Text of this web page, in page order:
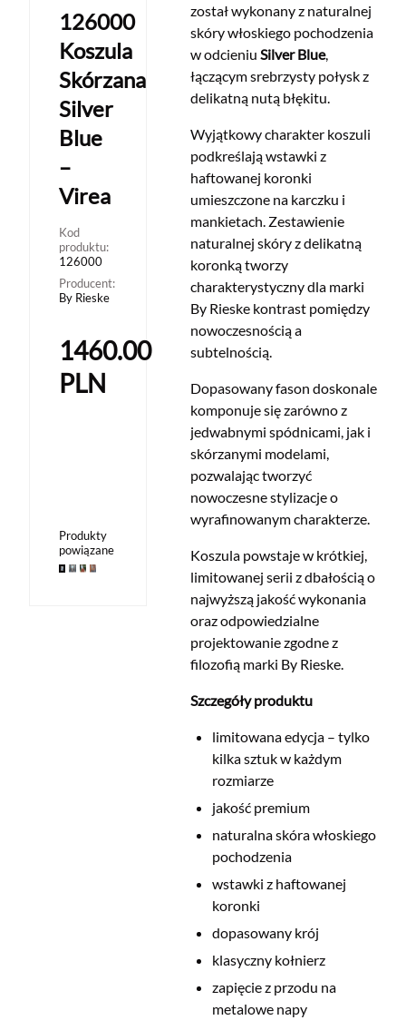
126000
Koszula
Skórzana
Silver
Blue
–
Virea
Kod
produktu:
126000
Producent:
By Rieske
1460.00
PLN
Produkty
powiązane
został wykonany z naturalnej
skóry włoskiego pochodzenia
w odcieniu Silver Blue,
łączącym srebrzysty połysk z
delikatną nutą błękitu.
Wyjątkowy charakter koszuli
podkreślają wstawki z
haftowanej koronki
umieszczone na karczku i
mankietach. Zestawienie
naturalnej skóry z delikatną
koronką tworzy
charakterystyczny dla marki
By Rieske kontrast pomiędzy
nowoczesnością a
subtelnością.
Dopasowany fason doskonale
komponuje się zarówno z
jedwabnymi spódnicami, jak i
skórzanymi modelami,
pozwalając tworzyć
nowoczesne stylizacje o
wyrafinowanym charakterze.
Koszula powstaje w krótkiej,
limitowanej serii z dbałością o
najwyższą jakość wykonania
oraz odpowiedzialne
projektowanie zgodne z
filozofią marki By Rieske.
Szczegóły produktu
limitowana edycja – tylko
kilka sztuk w każdym
rozmiarze
jakość premium
naturalna skóra włoskiego
pochodzenia
wstawki z haftowanej
koronki
dopasowany krój
klasyczny kołnierz
zapięcie z przodu na
metalowe napy